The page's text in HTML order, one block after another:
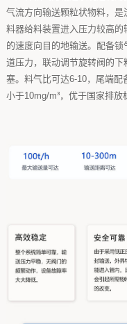
气流方向输送颗粒状物料，
料器给料装置进入压力较高
的速度向目的地输送。配备
道压力，联动调节旋转阀的
塞。料气比可达6-10，尾端
小于10mg/m³，优于国家排放